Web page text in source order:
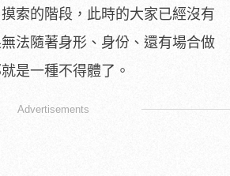
摸索的階段，此時的大家已經沒有
法隨著身形、身份、還有場合做
是一種不得體了。
Advertisements